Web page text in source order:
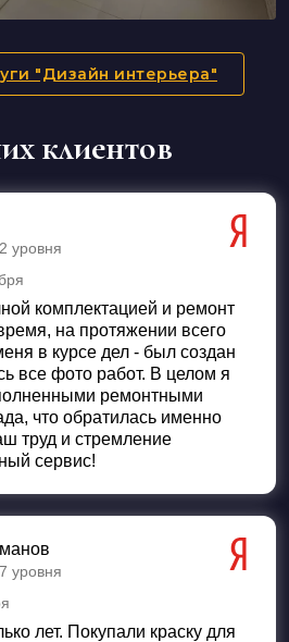
"Дизайн интерьера"
клиентов
уровня
комплектацией и ремонт
на протяжении всего
в курсе дел - был создан
все фото работ. В целом я
ремонтными
что обратилась именно
труд и стремление
сервис!
уровня
лет. Покупали краску для